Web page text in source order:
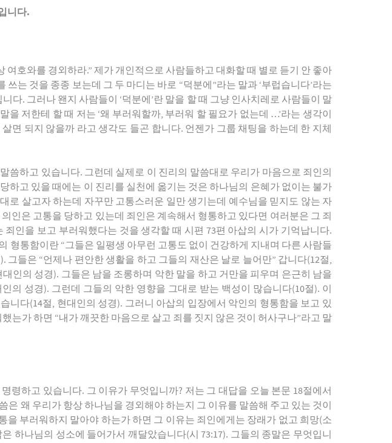
니다.
여호와를 경외하라.” 제가 개인적으로 사람들하고 대화할 때 별로 듣기 안 좋아
는 것을 종종 보는데 그 두 마디는 바로 “덕분에”라는 말과 ‘부럽습니다’라는
다. 그러나 왠지 사람들이 ‘덕분에’란 말을 할 때 그냥 인사치레로 사람들이 말
저한테 할 때 저는 ‘왜 부러워할까, 부러워 할 필요가 없는데 …’라는 생각이
면 되지 않을까 라고 생각도 들곤 합니다. 언젠가 그룹 채팅을 하는데 한 지체
씀하고 있습니다. 그런데 실제로 이 진리의 말씀대로 우리가 마음으로 죄인의
고 있을 때에는 이 진리를 실천에 옮기는 것은 하나님의 은혜가 없이는 불가
로 살고자 하는데 자꾸만 고통스러운 일만 생기는데 예수님을 믿지도 않는 자
인은 고통을 당하고 있는데 죄인은 계속해서 형통하고 있다면 여러분은 그 죄
인을 보고 부러워했다는 것을 생각할 때 시편 73편 아삽의 시가 기억납니다.
형통함이란 “그들은 일평생 아무런 고통도 없이 건강하게 지내며 다른 사람들
들은 “언제나 편안한 생활을 하고 그들의 재산은 날로 늘어만” 갑니다(12절,
인의 성경). 그들은 남을 조롱하며 악한 말을 하고 거만을 피우며 은근히 남을
의 성경). 그런데 그들의 악한 영향을 그대로 받는 백성이 많습니다(10절). 이
니다(14절, 현대인의 성경). 그러니 아삽의 입장에서 악인의 형통함을 보고 있
는가 하면 “내가 깨끗한 마음으로 살고 죄를 짓지 않은 것이 허사구나”라고 말
령하고 있습니다. 그 이유가 무엇입니까? 저는 그 대답을 오늘 본문 18절에서
왜 우리가 항상 하나님을 경외해야 하는지 그 이유를 말씀해 주고 있는 것이
부러워하지 말아야 하는가 하면 그 이유는 죄인에게는 장래가 없고 희망(소
하나님의 성소에 들어가서 깨달았습니다(시 73:17). 그들의 종말은 무엇입니